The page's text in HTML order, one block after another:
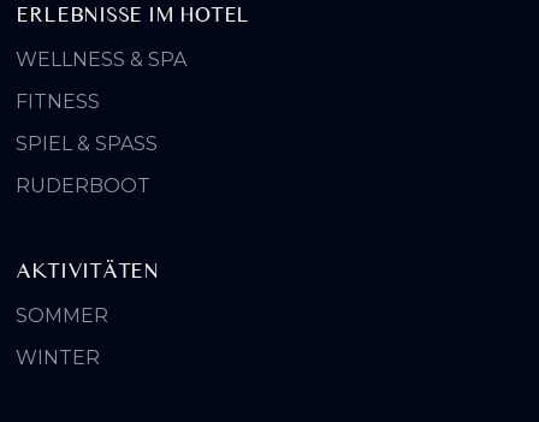
ERLEBNISSE IM HOTEL
WELLNESS & SPA
FITNESS
SPIEL & SPASS
RUDERBOOT
AKTIVITÄTEN
SOMMER
WINTER